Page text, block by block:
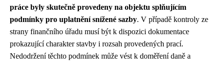
práce byly skutečně provedeny na objektu splňujícím
podmínky pro uplatnění snížené sazby. V případě kontroly ze
strany finančního úřadu musí být k dispozici dokumentace
prokazující charakter stavby i rozsah provedených prací.
Nedodržení těchto podmínek může vést k doměření daně a